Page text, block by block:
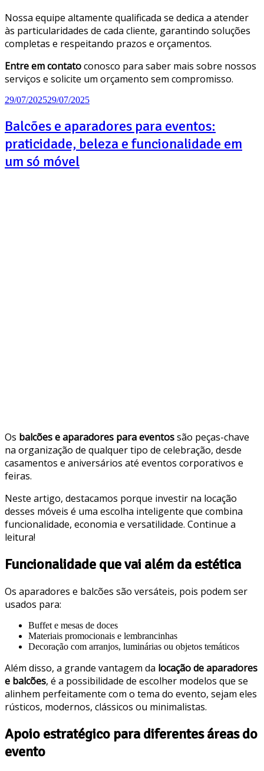
Nossa equipe altamente qualificada se dedica a atender
às particularidades de cada cliente, garantindo soluções
completas e respeitando prazos e orçamentos.
Entre em contatoconosco para saber mais sobre nossos
serviços e solicite um orçamento sem compromisso.
29/07/202529/07/2025
Balcões e aparadores para eventos:
praticidade, beleza e funcionalidade em
um só móvel
Os balcões e aparadores para eventossão peças-chave
na organização de qualquer tipo de celebração, desde
casamentos e aniversários até eventos corporativos e
feiras.
Neste artigo, destacamos porque investir na locação
desses móveis é uma escolha inteligente que combina
funcionalidade, economia e versatilidade. Continue a
leitura!
Funcionalidade que vai além da estética
Os aparadores e balcões são versáteis, pois podem ser
usados para:
Buffet e mesas de doces
Materiais promocionais e lembrancinhas
Decoração com arranjos, luminárias ou objetos temáticos
Além disso, a grande vantagem da locação de aparadores
e balcões, é a possibilidade de escolher modelos que se
alinhem perfeitamente com o tema do evento, sejam eles
rústicos, modernos, clássicos ou minimalistas.
Apoio estratégico para diferentes áreas do
evento